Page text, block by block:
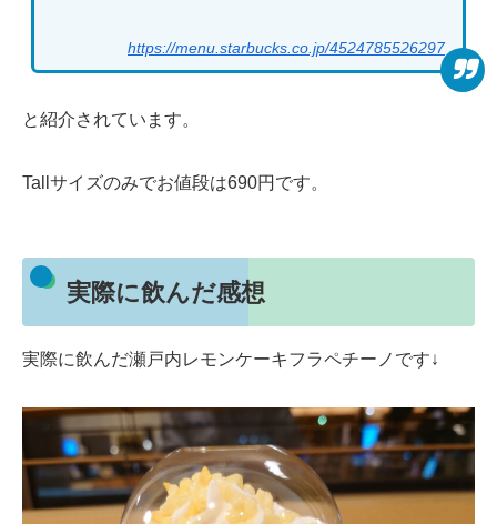
https://menu.starbucks.co.jp/4524785526297
と紹介されています。
Tallサイズのみでお値段は690円です。
実際に飲んだ感想
実際に飲んだ瀬戸内レモンケーキフラペチーノです↓